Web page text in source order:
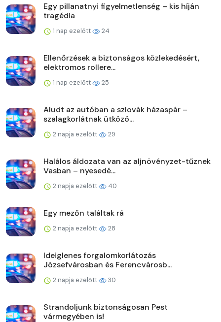
Egy pillanatnyi figyelmetlenség – kis híján
tragédia
1 nap ezelőtt 24
Ellenőrzések a biztonságos közlekedésért,
elektromos rollere...
1 nap ezelőtt 25
Aludt az autóban a szlovák házaspár –
szalagkorlátnak ütközö...
2 napja ezelőtt 29
Halálos áldozata van az aljnövényzet-tűznek
Vasban – nyesedé...
2 napja ezelőtt 40
Egy mezőn találtak rá
2 napja ezelőtt 28
Ideiglenes forgalomkorlátozás
Józsefvárosban és Ferencvárosb...
2 napja ezelőtt 30
Strandoljunk biztonságosan Pest
vármegyében is!